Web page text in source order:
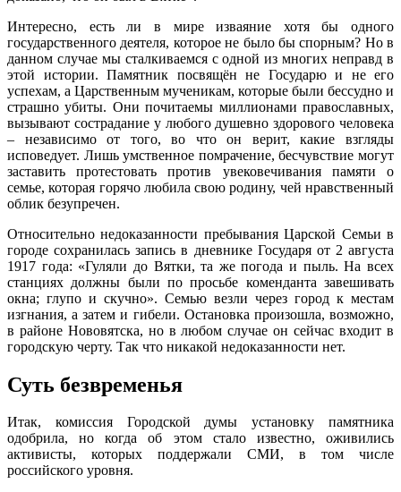
Интересно, есть ли в мире изваяние хотя бы одного
государственного деятеля, которое не было бы спорным? Но в
данном случае мы сталкиваемся с одной из многих неправд в
этой истории. Памятник посвящён не Государю и не его
успехам, а Царственным мученикам, которые были бессудно и
страшно убиты. Они почитаемы миллионами православных,
вызывают сострадание у любого душевно здорового человека
– независимо от того, во что он верит, какие взгляды
исповедует. Лишь умственное помрачение, бесчувствие могут
заставить протестовать против увековечивания памяти о
семье, которая горячо любила свою родину, чей нравственный
облик безупречен.
Относительно недоказанности пребывания Царской Семьи в
городе сохранилась запись в дневнике Государя от 2 августа
1917 года: «Гуляли до Вятки, та же погода и пыль. На всех
станциях должны были по просьбе коменданта завешивать
окна; глупо и скучно». Семью везли через город к местам
изгнания, а затем и гибели. Остановка произошла, возможно,
в районе Нововятска, но в любом случае он сейчас входит в
городскую черту. Так что никакой недоказанности нет.
Суть безвременья
Итак, комиссия Городской думы установку памятника
одобрила, но когда об этом стало известно, оживились
активисты, которых поддержали СМИ, в том числе
российского уровня.